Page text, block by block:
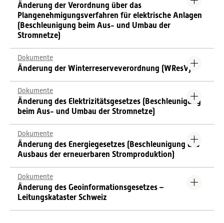
Änderung der Verordnung über das
Plangenehmigungsverfahren für elektrische Anlagen
(Beschleunigung beim Aus- und Umbau der
Stromnetze)
Dokumente
Änderung der Winterreserveverordnung (WResV)
Dokumente
Änderung des Elektrizitätsgesetzes (Beschleunigung
beim Aus- und Umbau der Stromnetze)
Dokumente
Änderung des Energiegesetzes (Beschleunigung des
Ausbaus der erneuerbaren Stromproduktion)
Dokumente
Änderung des Geoinformationsgesetzes –
Leitungskataster Schweiz